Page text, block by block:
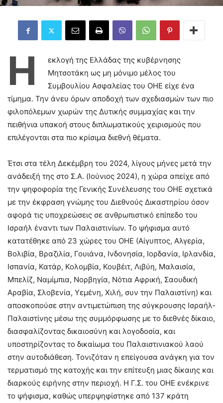
Η
εκλογή της Ελλάδας της κυβέρνησης
Μητσοτάκη ως μη μόνιμο μέλος του
Συμβουλίου Ασφαλείας του ΟΗΕ είχε ένα
τίμημα. Την άνευ όρων αποδοχή των σχεδιασμών των πιο
φιλοπόλεμων χωρών της Δυτικής συμμαχίας και την
πειθήνια υπακοή στους διπλωματικούς χειρισμούς που
επιλέγονται στα πιο κρίσιμα διεθνή θέματα.
Έτσι στα τέλη Δεκέμβρη του 2024, λίγους μήνες μετά την
ανάδειξή της στο Σ.Α. (Ιούνιος 2024), η χώρα απείχε από
την ψηφοφορία της Γενικής Συνέλευσης του ΟΗΕ σχετικά
με την έκφραση γνώμης του Διεθνούς Δικαστηρίου όσον
αφορά τις υποχρεώσεις σε ανθρωπιστικό επίπεδο του
Ισραήλ έναντι των Παλαιστινίων. Το ψήφισμα αυτό
κατατέθηκε από 23 χώρες του ΟΗΕ (Αίγυπτος, Αλγερία,
Βολιβία, Βραζιλία, Γουιάνα, Ινδονησία, Ιορδανία, Ιρλανδία,
Ισπανία, Κατάρ, Κολομβία, Κουβέιτ, Λιβύη, Μαλαισία,
Μπελίζ, Ναμίμπια, Νορβηγία, Νότια Αφρική, Σαουδική
Αραβία, Σλοβενία, Υεμένη, Χιλή, συν την Παλαιστίνη) και
αποσκοπούσε στην αντιμετώπιση της σύγκρουσης Ισραήλ-
Παλαιστίνης μέσω της συμμόρφωσης με το διεθνές δίκαιο,
διασφαλίζοντας δικαιοσύνη και λογοδοσία, και
υποστηρίζοντας το δικαίωμα του Παλαιστινιακού λαού
στην αυτοδιάθεση. Τονιζόταν η επείγουσα ανάγκη για τον
τερματισμό της κατοχής και την επίτευξη μιας δίκαιης και
διαρκούς ειρήνης στην περιοχή. Η Γ.Σ. του ΟΗΕ ενέκρινε
το ψήφισμα, καθώς υπερψηφίστηκε από 137 κράτη